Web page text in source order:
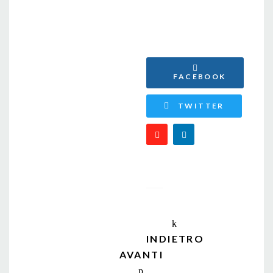
FACEBOOK
TWITTER
INDIETRO
AVANTI